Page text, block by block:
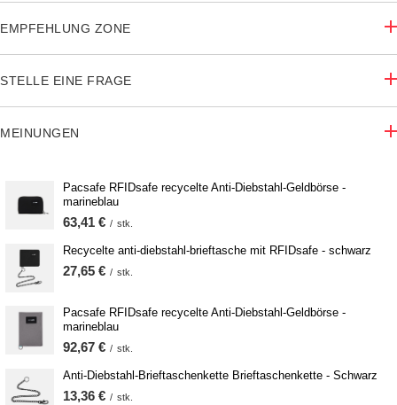
EMPFEHLUNG ZONE
STELLE EINE FRAGE
MEINUNGEN
Pacsafe RFIDsafe recycelte Anti-Diebstahl-Geldbörse -
marineblau
63,41 € / stk.
Recycelte anti-diebstahl-brieftasche mit RFIDsafe - schwarz
27,65 € / stk.
Pacsafe RFIDsafe recycelte Anti-Diebstahl-Geldbörse -
marineblau
92,67 € / stk.
Anti-Diebstahl-Brieftaschenkette Brieftaschenkette - Schwarz
13,36 € / stk.